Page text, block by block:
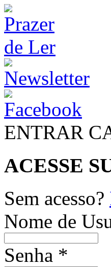
ENTRAR
ACESSE
Sem acesso?
Nome de
Senha *